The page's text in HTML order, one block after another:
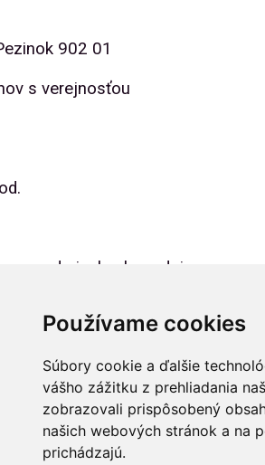
Používame cookies
Súbory cookie a ďalšie
vášho zážitku z prehliadania
zobrazovali prispôsobený
našich webových stránok a na
prichádzajú.
902 01
s verejnosťou
v podmienkach predaja
charakteru. O
u predajcu.